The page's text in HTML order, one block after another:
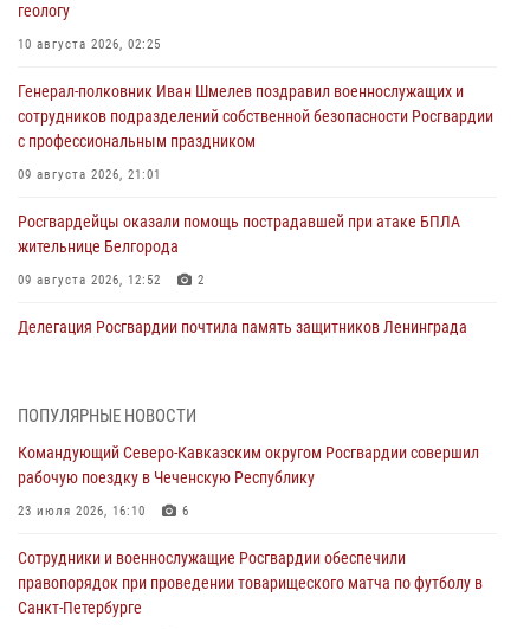
геологу
10 августа 2026, 02:25
Генерал-полковник Иван Шмелев поздравил военнослужащих и
сотрудников подразделений собственной безопасности Росгвардии
с профессиональным праздником
09 августа 2026, 21:01
Росгвардейцы оказали помощь пострадавшей при атаке БПЛА
жительнице Белгорода
09 августа 2026, 12:52 2
Делегация Росгвардии почтила память защитников Ленинграда
«Я расскажу вам о Герое»: подвиг Героя России Сергея Перца
09 августа 2026, 11:00
Росгвардейцы в зоне СВО передали подарки детям и помогли
09 августа 2026, 09:00
В Чеченской Республике пожарные расчеты Росгвардии и МЧС
ПОПУЛЯРНЫЕ НОВОСТИ
Командующий Северо-Кавказским округом Росгвардии совершил
рабочую поездку в Чеченскую Республику
23 июля 2026, 16:10 6
Сотрудники и военнослужащие Росгвардии обеспечили
правопорядок при проведении товарищеского матча по футболу в
Санкт-Петербурге